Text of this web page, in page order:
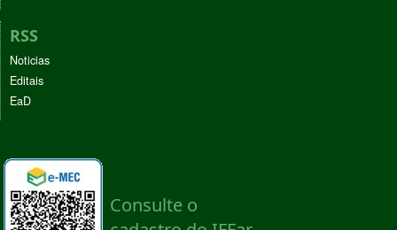
RSS
Noticias
Editais
EaD